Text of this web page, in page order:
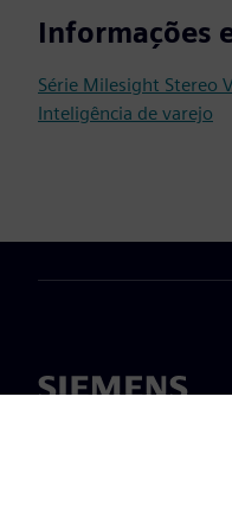
Informações
Série Milesight Stereo
Inteligência de varejo